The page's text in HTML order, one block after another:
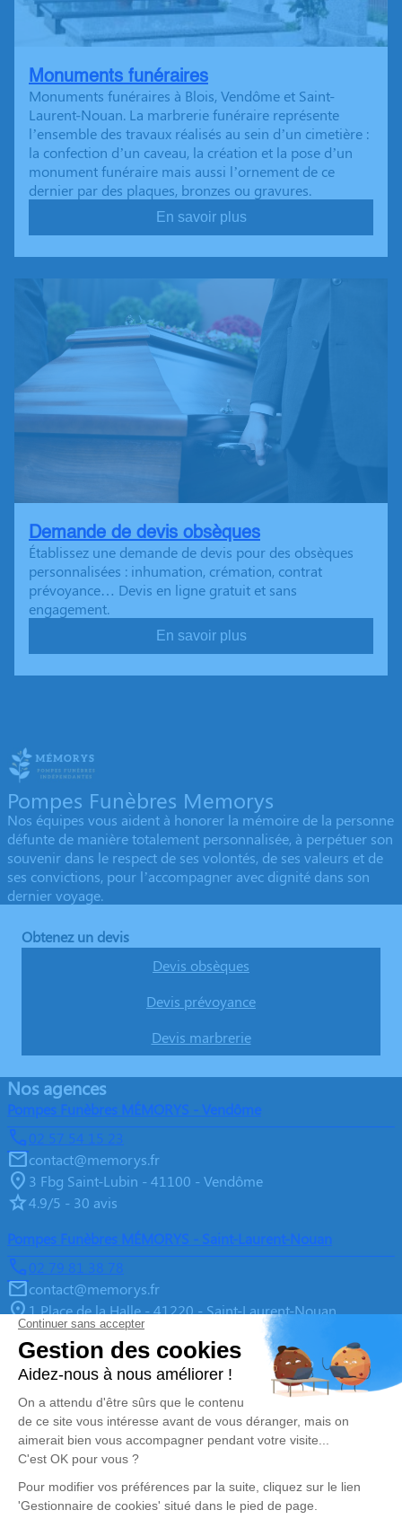
Monuments funéraires
Monuments funéraires à Blois, Vendôme et Saint-
Laurent-Nouan. La marbrerie funéraire représente
l’ensemble des travaux réalisés au sein d’un cimetière :
la confection d’un caveau, la création et la pose d’un
monument funéraire mais aussi l’ornement de ce
dernier par des plaques, bronzes ou gravures.
En savoir plus
Demande de devis obsèques
Établissez une demande de devis pour des obsèques
personnalisées : inhumation, crémation, contrat
prévoyance… Devis en ligne gratuit et sans
engagement.
En savoir plus
Pompes Funèbres Memorys
Nos équipes vous aident à honorer la mémoire de la personne
défunte de manière totalement personnalisée, à perpétuer son
souvenir dans le respect de ses volontés, de ses valeurs et de
ses convictions, pour l’accompagner avec dignité dans son
dernier voyage.
Obtenez un devis
Devis obsèques
Devis prévoyance
Devis marbrerie
Nos agences
Pompes Funèbres MÉMORYS - Vendôme
02 57 54 15 23
contact@memorys.fr
3 Fbg Saint-Lubin - 41100 - Vendôme
4.9/5 - 30 avis
Pompes Funèbres MÉMORYS - Saint-Laurent-Nouan
02 79 81 38 78
contact@memorys.fr
1 Place de la Halle - 41220 - Saint-Laurent-Nouan
4.9/5 - 10 avis
Pompes Funèbres MEMORYS à Blois
02 55 02 46 67
contact@memorys.fr
3 Boulevard de l'Industrie - 41000 - Blois
5/5 - 81 avis
Nos Services
Organiser des Obsèques
Liens utiles
À propos de Memorys